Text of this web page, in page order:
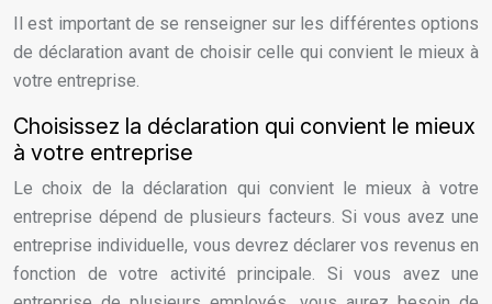
Il est important de se renseigner sur les différentes options
de déclaration avant de choisir celle qui convient le mieux à
votre entreprise.
Choisissez la déclaration qui convient le mieux
à votre entreprise
Le choix de la déclaration qui convient le mieux à votre
entreprise dépend de plusieurs facteurs. Si vous avez une
entreprise individuelle, vous devrez déclarer vos revenus en
fonction de votre activité principale. Si vous avez une